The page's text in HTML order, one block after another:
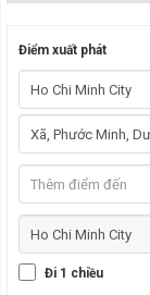
Điểm xuất phát
Đi 1 chiều